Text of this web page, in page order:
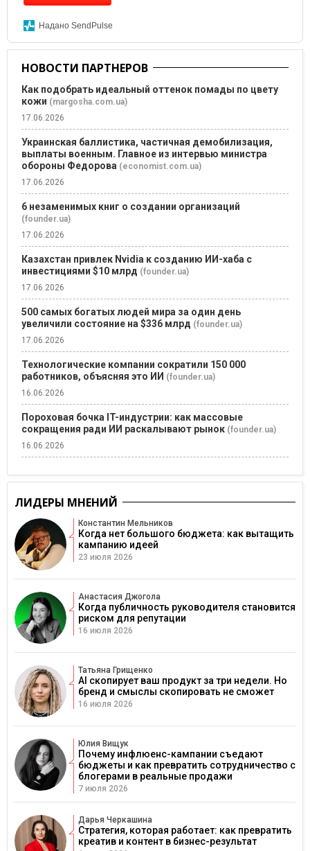
Надано SendPulse
НОВОСТИ ПАРТНЕРОВ
Как подобрать идеальный оттенок помады по цвету
кожи (margosha.com.ua)
17.06.2026
Украинская баллистика, частичная демобилизация,
выплаты военным. Главное из интервью министра
обороны Федорова (economist.com.ua)
17.06.2026
6 незаменимых книг о создании организаций
(founder.ua)
17.06.2026
Казахстан привлек Nvidia к созданию ИИ-хаба с
инвестициями $10 млрд (founder.ua)
17.06.2026
500 самых богатых людей мира за один день
увеличили состояние на $336 млрд (founder.ua)
17.06.2026
Технологические компании сократили 150 000
работников, объясняя это ИИ (founder.ua)
16.06.2026
Пороховая бочка IT-индустрии: как массовые
сокращения ради ИИ раскалывают рынок (founder.ua)
16.06.2026
ЛИДЕРЫ МНЕНИЙ
Константин Мельников
Когда нет большого бюджета: как вытащить
кампанию идеей
23 июля 2026
Анастасия Джогола
Когда публичность руководителя становится
риском для репутации
16 июля 2026
Татьяна Грищенко
AI скопирует ваш продукт за три недели. Но
бренд и смыслы скопировать не сможет
16 июля 2026
Юлия Вищук
Почему инфлюенс-кампании съедают
бюджеты и как превратить сотрудничество с
блогерами в реальные продажи
7 июля 2026
Дарья Черкашина
Стратегия, которая работает: как превратить
креатив и контент в бизнес-результат